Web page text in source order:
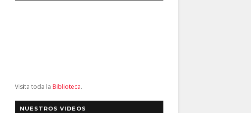
Visita toda la Biblioteca.
NUESTROS VIDEOS